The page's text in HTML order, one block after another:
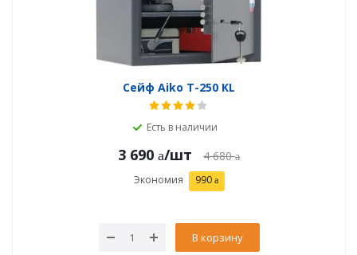
Сейф Aiko T-250 KL
Есть в наличии
3 690 /шт 4 680
Экономия 990
В корзину